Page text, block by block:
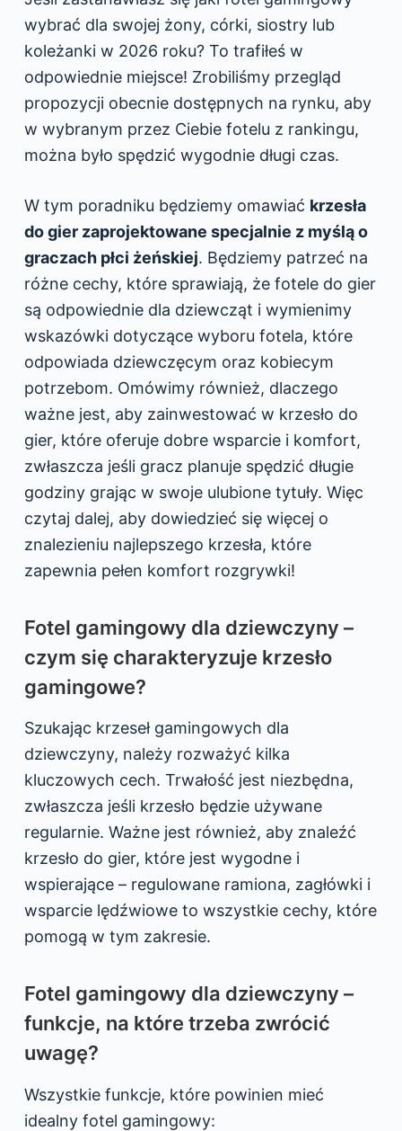
wybrać dla swojej żony, córki, siostry lub
koleżanki w 2026 roku? To trafiłeś w
odpowiednie miejsce! Zrobiliśmy przegląd
propozycji obecnie dostępnych na rynku, aby
w wybranym przez Ciebie fotelu z rankingu,
można było spędzić wygodnie długi czas.
W tym poradniku będziemy omawiać krzesła
do gier zaprojektowane specjalnie z myślą o
graczach płci żeńskiej. Będziemy patrzeć na
różne cechy, które sprawiają, że fotele do gier
są odpowiednie dla dziewcząt i wymienimy
wskazówki dotyczące wyboru fotela, które
odpowiada dziewczęcym oraz kobiecym
potrzebom. Omówimy również, dlaczego
ważne jest, aby zainwestować w krzesło do
gier, które oferuje dobre wsparcie i komfort,
zwłaszcza jeśli gracz planuje spędzić długie
godziny grając w swoje ulubione tytuły. Więc
czytaj dalej, aby dowiedzieć się więcej o
znalezieniu najlepszego krzesła, które
zapewnia pełen komfort rozgrywki!
Fotel gamingowy dla dziewczyny –
czym się charakteryzuje krzesło
gamingowe?
Szukając krzeseł gamingowych dla
dziewczyny, należy rozważyć kilka
kluczowych cech. Trwałość jest niezbędna,
zwłaszcza jeśli krzesło będzie używane
regularnie. Ważne jest również, aby znaleźć
krzesło do gier, które jest wygodne i
wspierające – regulowane ramiona, zagłówki i
wsparcie lędźwiowe to wszystkie cechy, które
pomogą w tym zakresie.
Fotel gamingowy dla dziewczyny –
funkcje, na które trzeba zwrócić
uwagę?
Wszystkie funkcje, które powinien mieć
idealny fotel gamingowy: